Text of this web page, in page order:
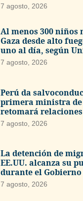
7 agosto, 2026
Al menos 300 niños
Gaza desde alto
uno al día, según
7 agosto, 2026
Perú da
primera ministra
retomará
7 agosto, 2026
La detención de
EE.UU. alcanza su
durante el
7 agosto, 2026